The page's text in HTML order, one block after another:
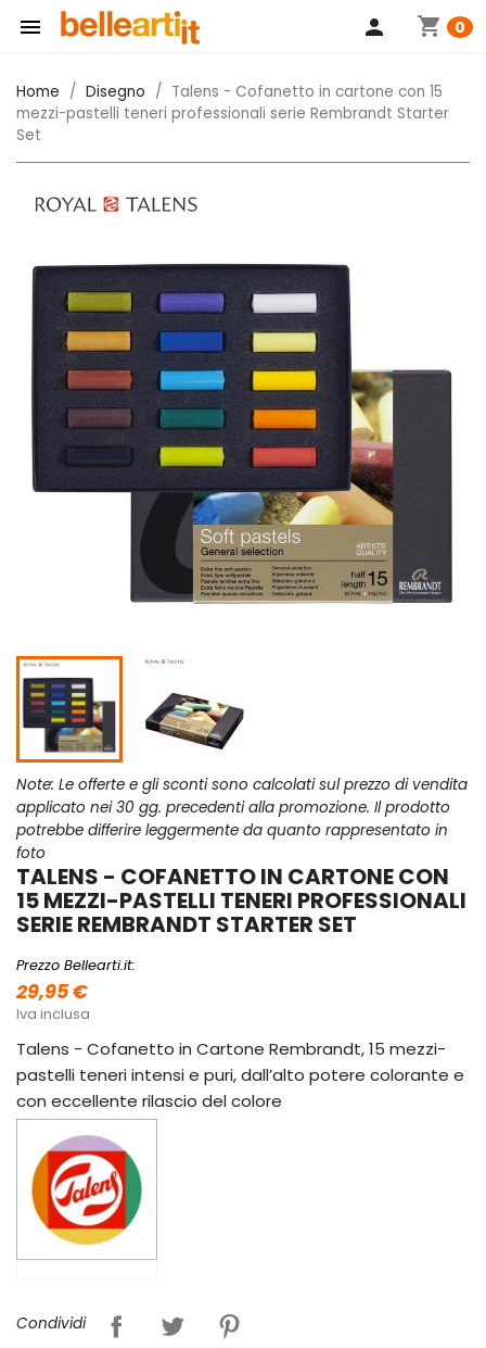
 shopping_cart 0
person
Home Disegno
Talens - Cofanetto in cartone con 15
mezzi-pastelli teneri professionali serie Rembrandt Starter
Set
Note: Le offerte e gli sconti sono calcolati sul prezzo di vendita
applicato nei 30 gg. precedenti alla promozione. Il prodotto
potrebbe differire leggermente da quanto rappresentato in
foto
TALENS - COFANETTO IN CARTONE CON
15 MEZZI-PASTELLI TENERI PROFESSIONALI
SERIE REMBRANDT STARTER SET
Prezzo Bellearti.it:
29,95 €
Iva inclusa
Talens - Cofanetto in Cartone Rembrandt, 15 mezzi-
pastelli teneri intensi e puri, dall’alto potere colorante e
con eccellente rilascio del colore
Condividi